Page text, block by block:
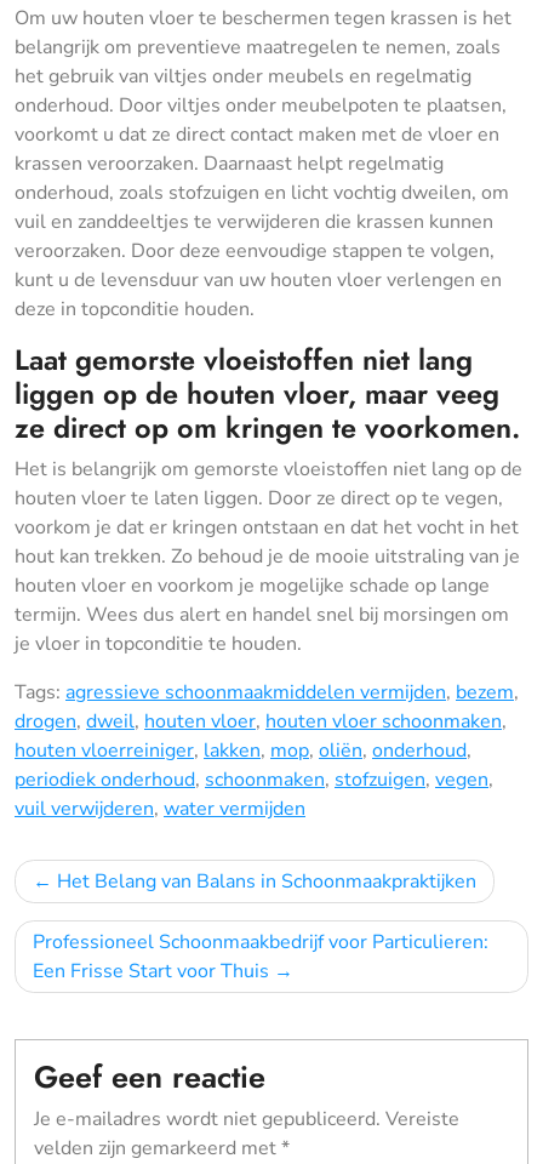
Om uw houten vloer te beschermen tegen krassen is het
belangrijk om preventieve maatregelen te nemen, zoals
het gebruik van viltjes onder meubels en regelmatig
onderhoud. Door viltjes onder meubelpoten te plaatsen,
voorkomt u dat ze direct contact maken met de vloer en
krassen veroorzaken. Daarnaast helpt regelmatig
onderhoud, zoals stofzuigen en licht vochtig dweilen, om
vuil en zanddeeltjes te verwijderen die krassen kunnen
veroorzaken. Door deze eenvoudige stappen te volgen,
kunt u de levensduur van uw houten vloer verlengen en
deze in topconditie houden.
Laat gemorste vloeistoffen niet lang
liggen op de houten vloer, maar veeg
ze direct op om kringen te voorkomen.
Het is belangrijk om gemorste vloeistoffen niet lang op de
houten vloer te laten liggen. Door ze direct op te vegen,
voorkom je dat er kringen ontstaan en dat het vocht in het
hout kan trekken. Zo behoud je de mooie uitstraling van je
houten vloer en voorkom je mogelijke schade op lange
termijn. Wees dus alert en handel snel bij morsingen om
je vloer in topconditie te houden.
Tags: agressieve schoonmaakmiddelen vermijden, bezem,
drogen, dweil, houten vloer, houten vloer schoonmaken,
houten vloerreiniger, lakken, mop, oliën, onderhoud,
periodiek onderhoud, schoonmaken, stofzuigen, vegen,
vuil verwijderen, water vermijden
Bericht
navigatie
Het Belang van Balans in Schoonmaakpraktijken
Professioneel Schoonmaakbedrijf voor Particulieren:
Een Frisse Start voor Thuis
Geef een reactie
Je e-mailadres wordt niet gepubliceerd. Vereiste
velden zijn gemarkeerd met*